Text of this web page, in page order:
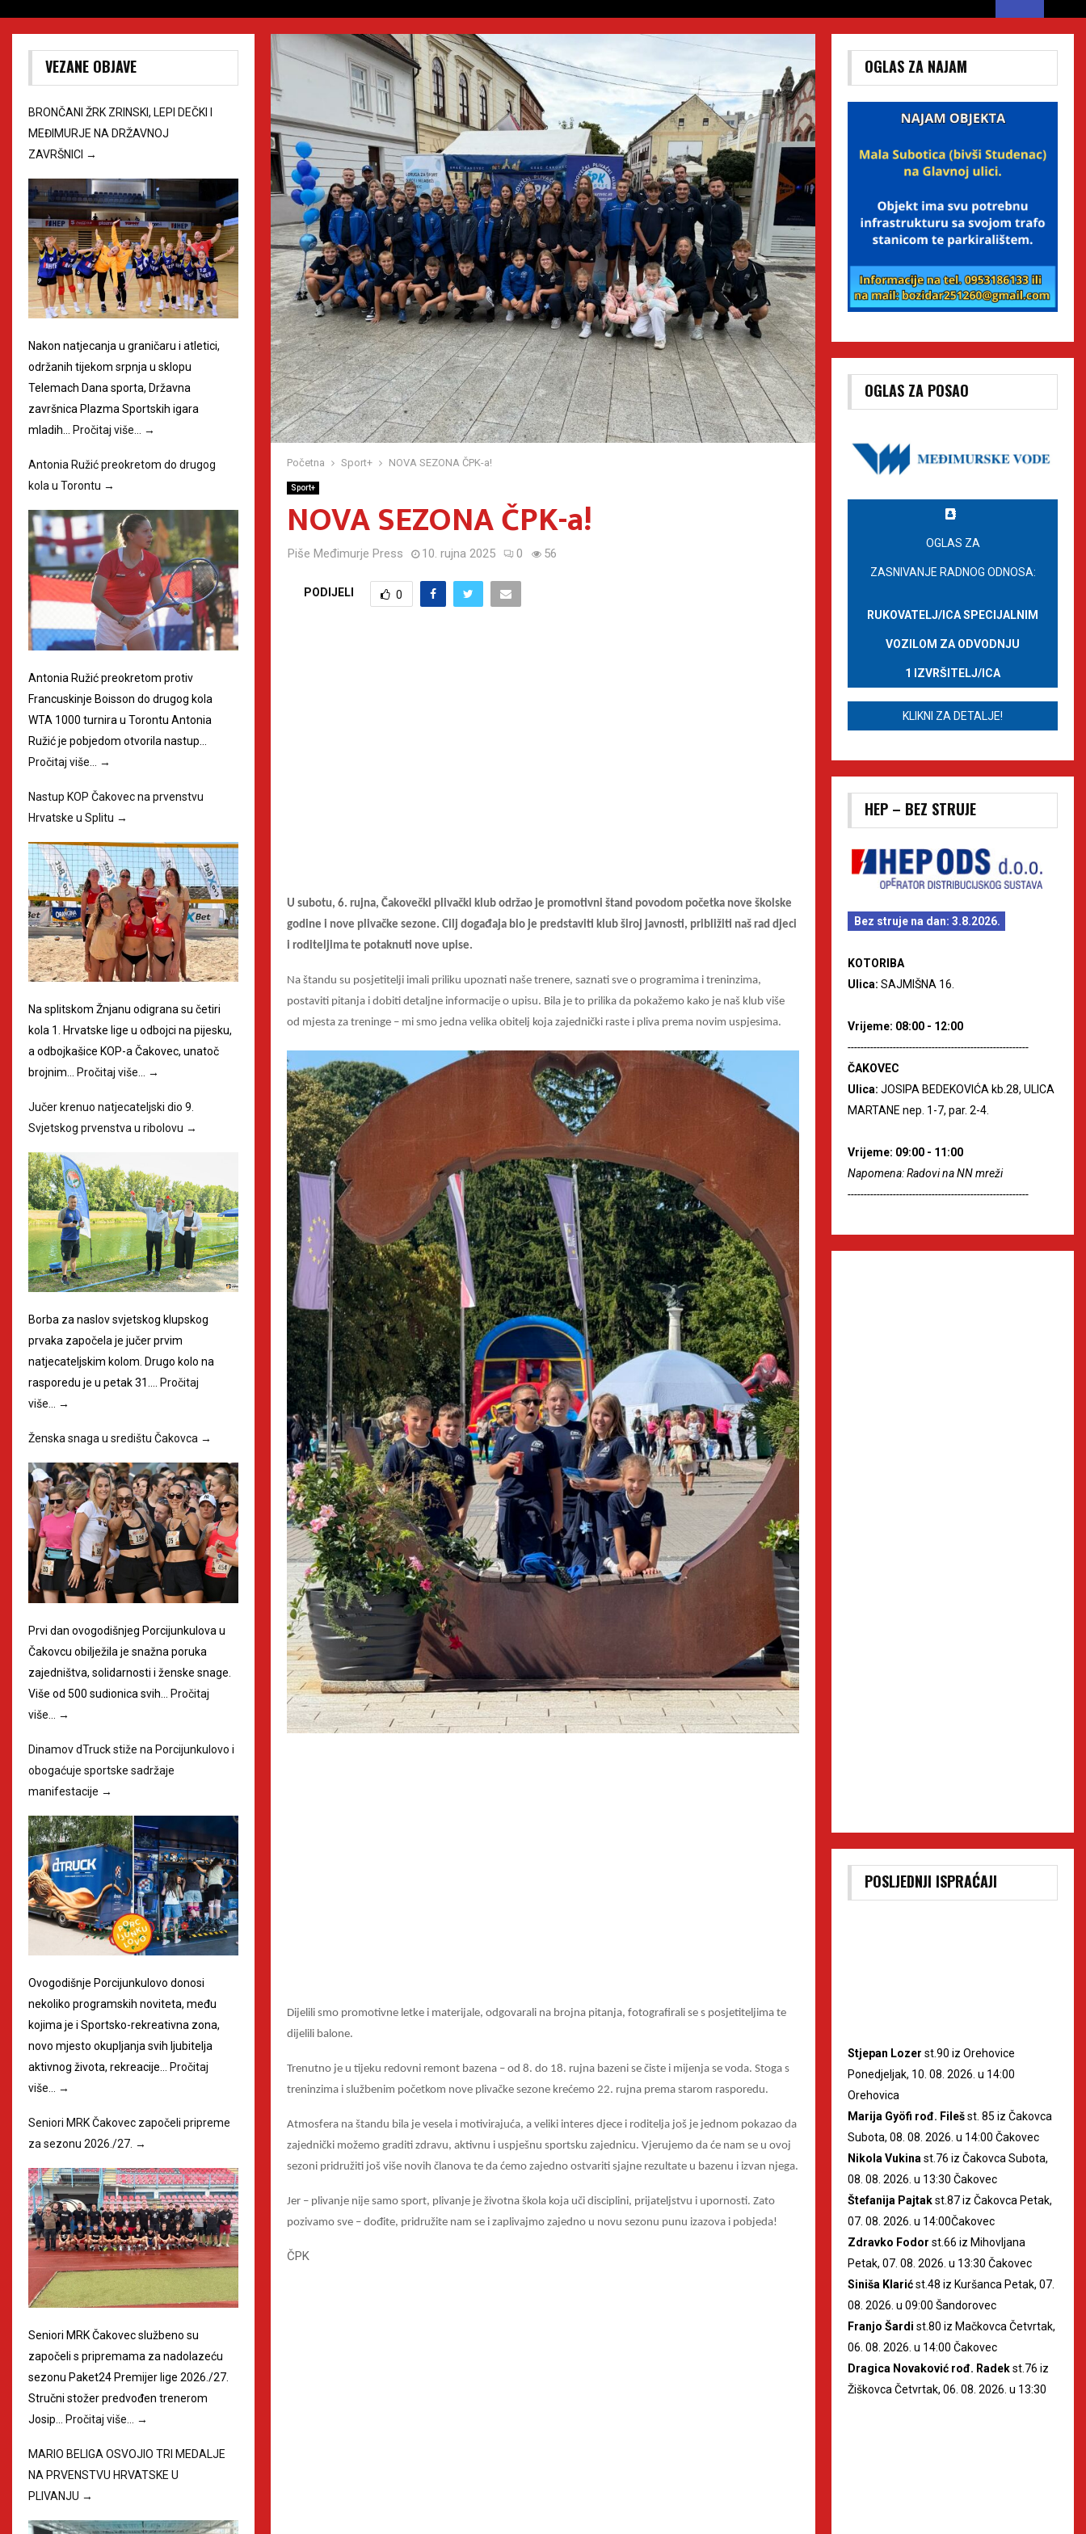
Početna Sport+ NOVA SEZONA ČPK-a!
Sport+
NOVA SEZONA ČPK-a!
Piše Međimurje Press 10. rujna 2025 0 56
PODIJELI 0
U subotu, 6. rujna, Čakovečki plivački klub održao je promotivni štand povodom početka nove školske
godine i nove plivačke sezone. Cilj događaja bio je predstaviti klub široj javnosti, približiti naš rad djeci
i roditeljima te potaknuti nove upise.
Na štandu su posjetitelji imali priliku upoznati naše trenere, saznati sve o programima i treninzima,
postaviti pitanja i dobiti detaljne informacije o upisu. Bila je to prilika da pokažemo kako je naš klub više
od mjesta za treninge – mi smo jedna velika obitelj koja zajednički raste i pliva prema novim uspjesima.
Dijelili smo promotivne letke i materijale, odgovarali na brojna pitanja, fotografirali se s posjetiteljima te
dijelili balone.
Trenutno je u tijeku redovni remont bazena – od 8. do 18. rujna bazeni se čiste i mijenja se voda. Stoga s
treninzima i službenim početkom nove plivačke sezone krećemo 22. rujna prema starom rasporedu.
Atmosfera na štandu bila je vesela i motivirajuća, a veliki interes djece i roditelja još je jednom pokazao da
zajednički možemo graditi zdravu, aktivnu i uspješnu sportsku zajednicu. Vjerujemo da će nam se u ovoj
sezoni pridružiti još više novih članova te da ćemo zajedno ostvariti sjajne rezultate u bazenu i izvan njega.
Jer – plivanje nije samo sport, plivanje je životna škola koja uči disciplini, prijateljstvu i upornosti. Zato
pozivamo sve – dođite, pridružite nam se i zaplivajmo zajedno u novu sezonu punu izazova i pobjeda!
ČPK
VEZANE OBJAVE
BRONČANI ŽRK ZRINSKI, LEPI DEČKI I
MEĐIMURJE NA DRŽAVNOJ
ZAVRŠNICI →
Nakon natjecanja u graničaru i atletici,
održanih tijekom srpnja u sklopu
Telemach Dana sporta, Državna
završnica Plazma Sportskih igara
mladih… Pročitaj više… →
Antonia Ružić preokretom do drugog
kola u Torontu →
Antonia Ružić preokretom protiv
Francuskinje Boisson do drugog kola
WTA 1000 turnira u Torontu Antonia
Ružić je pobjedom otvorila nastup…
Pročitaj više…
→
Nastup KOP Čakovec na prvenstvu
Hrvatske u Splitu →
Na splitskom Žnjanu odigrana su četiri
kola 1. Hrvatske lige u odbojci na pijesku,
a odbojkašice KOP-a Čakovec, unatoč
brojnim…
Pročitaj više… →
Jučer krenuo natjecateljski dio 9.
Svjetskog prvenstva u ribolovu →
Borba za naslov svjetskog klupskog
prvaka započela je jučer prvim
natjecateljskim kolom. Drugo kolo na
rasporedu je u petak 31.… Pročitaj
više… →
Ženska snaga u središtu Čakovca →
Prvi dan ovogodišnjeg Porcijunkulova u
Čakovcu obilježila je snažna poruka
zajedništva, solidarnosti i ženske snage.
Više od 500 sudionica svih… Pročitaj
više…
→
Dinamov dTruck stiže na Porcijunkulovo i
obogaćuje sportske sadržaje
manifestacije →
Ovogodišnje Porcijunkulovo donosi
nekoliko programskih noviteta, među
kojima je i Sportsko-rekreativna zona,
novo mjesto okupljanja svih ljubitelja
aktivnog života, rekreacije…
Pročitaj
više…
→
Seniori MRK Čakovec započeli pripreme
za sezonu 2026./27. →
Seniori MRK Čakovec službeno su
započeli s pripremama za nadolazeću
sezonu Paket24 Premijer lige 2026./27.
Stručni stožer predvođen trenerom
Josip…
Pročitaj više… →
MARIO BELIGA OSVOJIO TRI MEDALJE
NA PRVENSTVU HRVATSKE U
PLIVANJU →
OGLAS ZA NAJAM
OGLAS ZA POSAO
OGLAS ZA
ZASNIVANJE RADNOG ODNOSA:
RUKOVATELJ/ICA SPECIJALNIM
VOZILOM ZA ODVODNJU
1 IZVRŠITELJ/ICA
KLIKNI ZA DETALJE!
HEP – BEZ STRUJE
Bez struje na dan: 3.8.2026.
KOTORIBA
Ulica: SAJMIŠNA 16.
Vrijeme: 08:00 - 12:00
--------------------------------------------------------
ČAKOVEC
Ulica: JOSIPA BEDEKOVIĆA kb.28, ULICA
MARTANE nep. 1-7, par. 2-4.
Vrijeme: 09:00 - 11:00
Napomena: Radovi na NN mreži
--------------------------------------------------------
POSLJEDNJI ISPRAĆAJI
Stjepan Lozer st.90 iz Orehovice
Ponedjeljak, 10. 08. 2026. u 14:00
Orehovica
Marija Gyöfi rođ. Filešst. 85 iz Čakovca
Subota, 08. 08. 2026. u 14:00 Čakovec
Nikola Vukina st.76 iz Čakovca Subota,
08. 08. 2026. u 13:30 Čakovec
Štefanija Pajtakst.87 iz Čakovca Petak,
07. 08. 2026. u 14:00Čakovec
Zdravko Fodor st.66 iz Mihovljana
Petak, 07. 08. 2026. u 13:30 Čakovec
Siniša Klarićst.48 iz Kuršanca Petak, 07.
08. 2026. u 09:00 Šandorovec
Franjo Šardi st.80 iz Mačkovca Četvrtak,
06. 08. 2026. u 14:00 Čakovec
Dragica Novaković rođ. Radekst.76 iz
Žiškovca Četvrtak, 06. 08. 2026. u 13:30